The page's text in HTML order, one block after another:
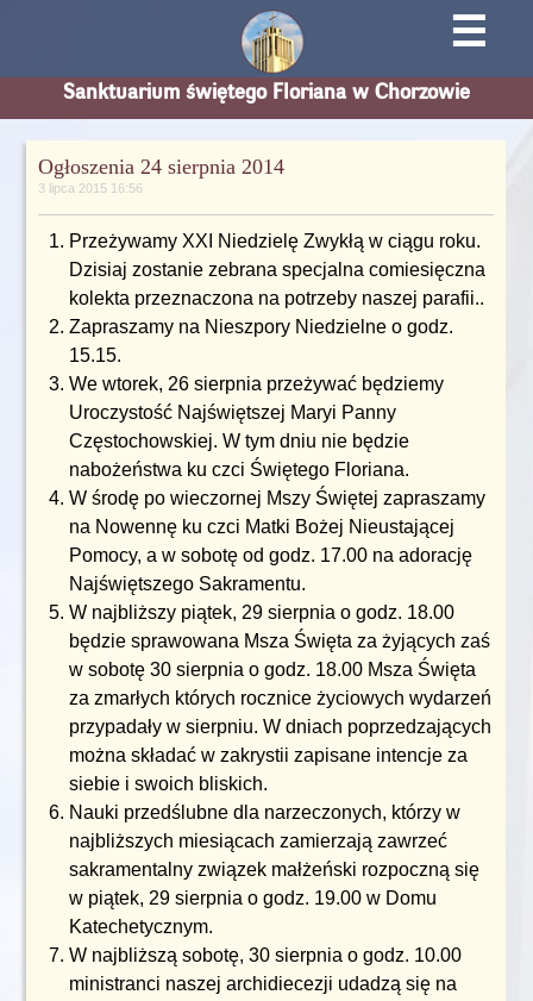
☰
Sanktuarium świętego Floriana w Chorzowie
Ogłoszenia 24 sierpnia 2014
3 lipca 2015 16:56
Przeżywamy XXI Niedzielę Zwykłą w ciągu roku.
Dzisiaj zostanie zebrana specjalna comiesięczna
kolekta przeznaczona na potrzeby naszej parafii..
Zapraszamy na Nieszpory Niedzielne o godz.
15.15.
We wtorek, 26 sierpnia przeżywać będziemy
Uroczystość Najświętszej Maryi Panny
Częstochowskiej. W tym dniu nie będzie
nabożeństwa ku czci Świętego Floriana.
W środę po wieczornej Mszy Świętej zapraszamy
na Nowennę ku czci Matki Bożej Nieustającej
Pomocy, a w sobotę od godz. 17.00 na adorację
Najświętszego Sakramentu.
W najbliższy piątek, 29 sierpnia o godz. 18.00
będzie sprawowana Msza Święta za żyjących zaś
w sobotę 30 sierpnia o godz. 18.00 Msza Święta
za zmarłych których rocznice życiowych wydarzeń
przypadały w sierpniu. W dniach poprzedzających
można składać w zakrystii zapisane intencje za
siebie i swoich bliskich.
Nauki przedślubne dla narzeczonych, którzy w
najbliższych miesiącach zamierzają zawrzeć
sakramentalny związek małżeński rozpoczną się
w piątek, 29 sierpnia o godz. 19.00 w Domu
Katechetycznym.
W najbliższą sobotę, 30 sierpnia o godz. 10.00
ministranci naszej archidiecezji udadzą się na